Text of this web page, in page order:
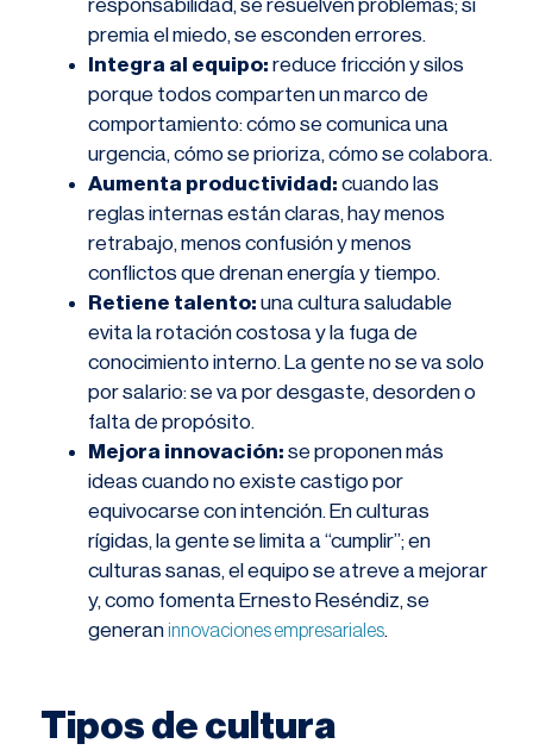
responsabilidad, se resuelven problemas; si
premia el miedo, se esconden errores.
Integra al equipo: reduce fricción y silos
porque todos comparten un marco de
comportamiento: cómo se comunica una
urgencia, cómo se prioriza, cómo se colabora.
Aumenta productividad: cuando las
reglas internas están claras, hay menos
retrabajo, menos confusión y menos
conflictos que drenan energía y tiempo.
Retiene talento: una cultura saludable
evita la rotación costosa y la fuga de
conocimiento interno. La gente no se va solo
por salario: se va por desgaste, desorden o
falta de propósito.
Mejora innovación: se proponen más
ideas cuando no existe castigo por
equivocarse con intención. En culturas
rígidas, la gente se limita a “cumplir”; en
culturas sanas, el equipo se atreve a mejorar
y, como fomenta Ernesto Reséndiz, se
generan innovaciones empresariales.
Tipos de cultura